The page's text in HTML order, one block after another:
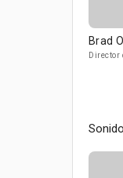
Brad
Director
Sonido